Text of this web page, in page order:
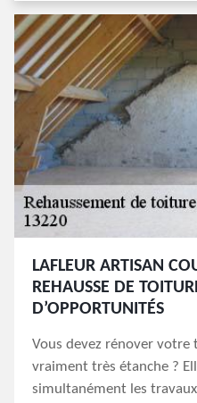
LAFLEUR ARTISAN
REHAUSSE DE
D’OPPORTUNITÉS
Vous devez rénover votre
vraiment très étanche ?
simultanément les